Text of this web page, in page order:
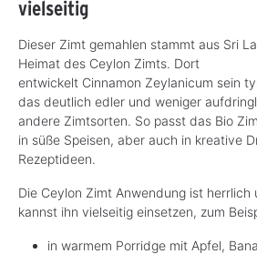
vielseitig
Dieser Zimt gemahlen stammt aus Sri
Heimat des Ceylon Zimts. Dort
entwickelt Cinnamon Zeylanicum sein
das deutlich edler und weniger
andere Zimtsorten. So passt das Bio
in süße Speisen, aber auch in kreative
Rezeptideen.
Die Ceylon Zimt Anwendung ist herrlich
kannst ihn vielseitig einsetzen, zum
in warmem Porridge mit Apfel,